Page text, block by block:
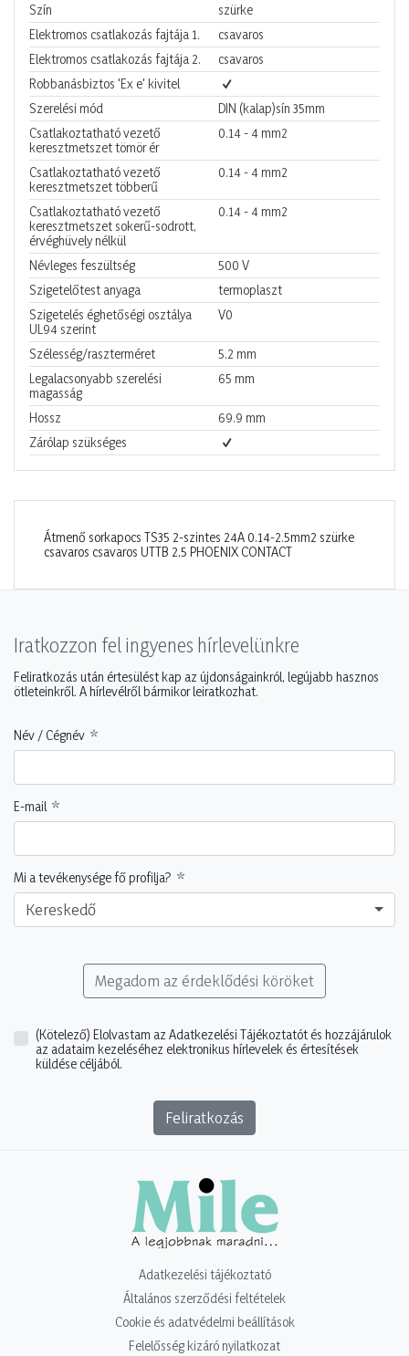
Szín
szürke
Elektromos csatlakozás fajtája 1.
csavaros
Elektromos csatlakozás fajtája 2.
csavaros
Robbanásbiztos 'Ex e' kivitel
Szerelési mód
DIN (kalap)sín 35mm
Csatlakoztatható vezető
keresztmetszet tömör ér
0.14 - 4 mm2
Csatlakoztatható vezető
keresztmetszet többerű
0.14 - 4 mm2
Csatlakoztatható vezető
keresztmetszet sokerű-sodrott,
érvéghüvely nélkül
0.14 - 4 mm2
Névleges feszültség 500 V
Szigetelőtest anyaga
termoplaszt
Szigetelés éghetőségi osztálya
UL94 szerint
V0
Szélesség/raszterméret 5.2 mm
Legalacsonyabb szerelési
magasság
65 mm
Hossz 69.9 mm
Zárólap szükséges
Átmenő sorkapocs TS35 2-szintes 24A 0.14-2.5mm2 szürke
csavaros csavaros UTTB 2,5 PHOENIX CONTACT
Iratkozzon fel ingyenes hírlevelünkre
Feliratkozás után értesülést kap az újdonságainkról, legújabb hasznos
ötleteinkről. A hírlevélről bármikor leiratkozhat.
Név / Cégnév
E-mail
Mi a tevékenysége fő profilja?
Kereskedő
Megadom az érdeklődési köröket
(Kötelező) Elolvastam az Adatkezelési Tájékoztatót és hozzájárulok
az adataim kezeléséhez elektronikus hírlevelek és értesítések
küldése céljából.
Feliratkozás
Adatkezelési tájékoztató
Általános szerződési feltételek
Cookie és adatvédelmi beállítások
Felelősség kizáró nyilatkozat